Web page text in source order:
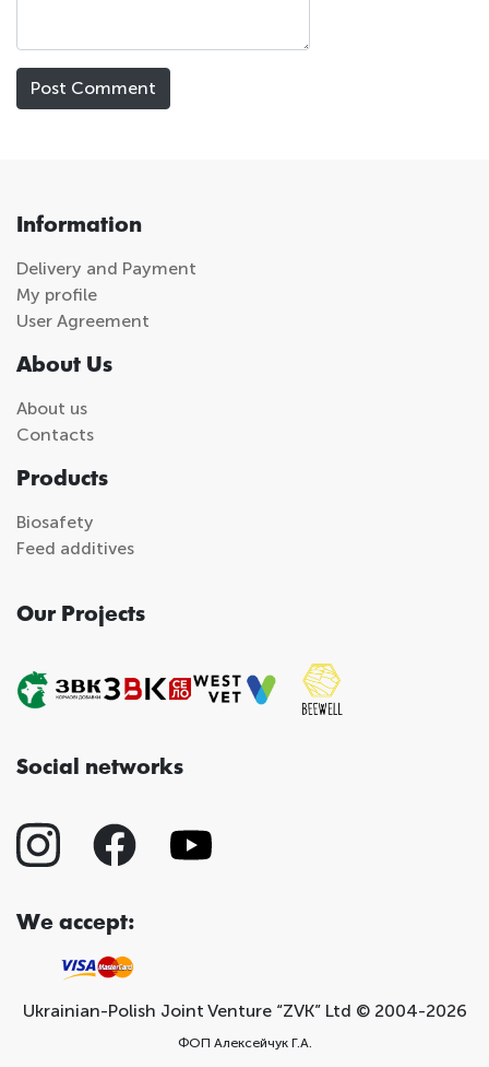
Information
Delivery and Payment
My profile
User Agreement
About Us
About us
Contacts
Products
Biosafety
Feed additives
Our Projects
Social networks
We accept:
Ukrainian-Polish Joint Venture “ZVK” Ltd © 2004-2026
ФОП Алексейчук Г.А.